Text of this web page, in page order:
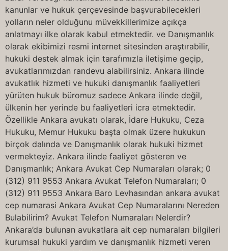
kanunlar ve hukuk çerçevesinde başvurabilecekleri
yolların neler olduğunu müvekkillerimize açıkça
anlatmayı ilke olarak kabul etmektedir. ve Danışmanlık
olarak ekibimizi resmi internet sitesinden araştırabilir,
hukuki destek almak için tarafımızla iletişime geçip,
avukatlarımızdan randevu alabilirsiniz. Ankara ilinde
avukatlık hizmeti ve hukuki danışmanlık faaliyetleri
yürüten hukuk büromuz sadece Ankara ilinde değil,
ülkenin her yerinde bu faaliyetleri icra etmektedir.
Özellikle Ankara avukatı olarak, İdare Hukuku, Ceza
Hukuku, Memur Hukuku başta olmak üzere hukukun
birçok dalında ve Danışmanlık olarak hukuki hizmet
vermekteyiz. Ankara ilinde faaliyet gösteren ve
Danışmanlık; Ankara Avukat Cep Numaraları olarak; 0
(312) 911 9553 Ankara Avukat Telefon Numaraları; 0
(312) 911 9553 Ankara Baro Levhasından ankara avukat
cep numarasi Ankara Avukat Cep Numaralarını Nereden
Bulabilirim? Avukat Telefon Numaraları Nelerdir?
Ankara’da bulunan avukatlara ait cep numaraları bilgileri
kurumsal hukuki yardım ve danışmanlık hizmeti veren